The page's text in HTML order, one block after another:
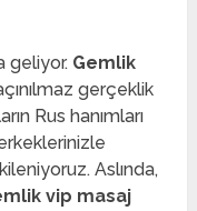
geliyor. Gemlik
gerçeklik
Rus hanımları
Aslında,
vip masaj